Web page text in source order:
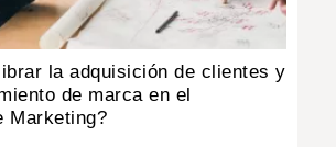
la adquisición de clientes y
de marca en el
Marketing?